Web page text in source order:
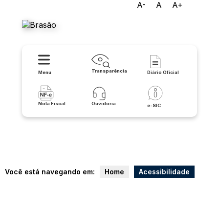
A- A A+
Menu Transparência Diário Oficial
Nota Fiscal Ouvidoria e-SIC
Você está navegando em: Home Acessibilidade